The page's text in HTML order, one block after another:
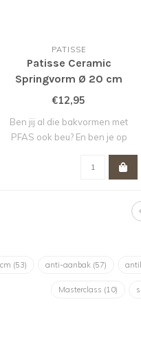
PATISSE
Patisse Ceramic
Springvorm Ø 20 cm
€12,95
Ben jij al die bakvormen met
PFAS ook beu? En ben je op
(53) anti-aanbak (57)
Masterclass (10)